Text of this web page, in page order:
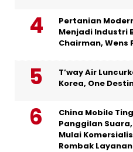
Pertanian
Menjadi Industri
Chairman, Wens
T’way Air
Korea, One
China Mobile
Panggilan
Mulai
Rombak